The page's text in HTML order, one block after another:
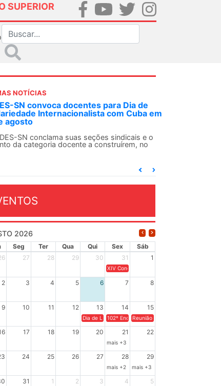
SUPERIOR
NOTÍCIAS
SN convoca docentes para Dia de
Internacionalista com Cuba em
agosto
SN conclama suas seções sindicais e o
da categoria docente a construírem, no
2026
Seg Ter Qua Qui Sex
Sáb
27 28 29 30 31 1
XIV Congresso Brasileiro de
2 3 4 5 6 7 8
9 10 11 12 13 14 15
Dia de Luta em Defesa de Cuba e da Soberania dos
102º Encontro da Regional Leste, “Em terra
Reunião GTPE.
17 18 19 20 21 22
mais +3
24 25 26 27 28 29
mais +2 mais +3
31 1 2 3 4 5